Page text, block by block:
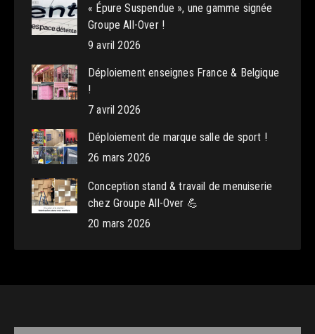
« Épure Suspendue », une gamme signée
Groupe All-Over !
9 avril 2026
Déploiement enseignes France & Belgique
!
7 avril 2026
Déploiement de marque salle de sport !
26 mars 2026
Conception stand & travail de menuiserie
chez Groupe All-Over 💪
20 mars 2026